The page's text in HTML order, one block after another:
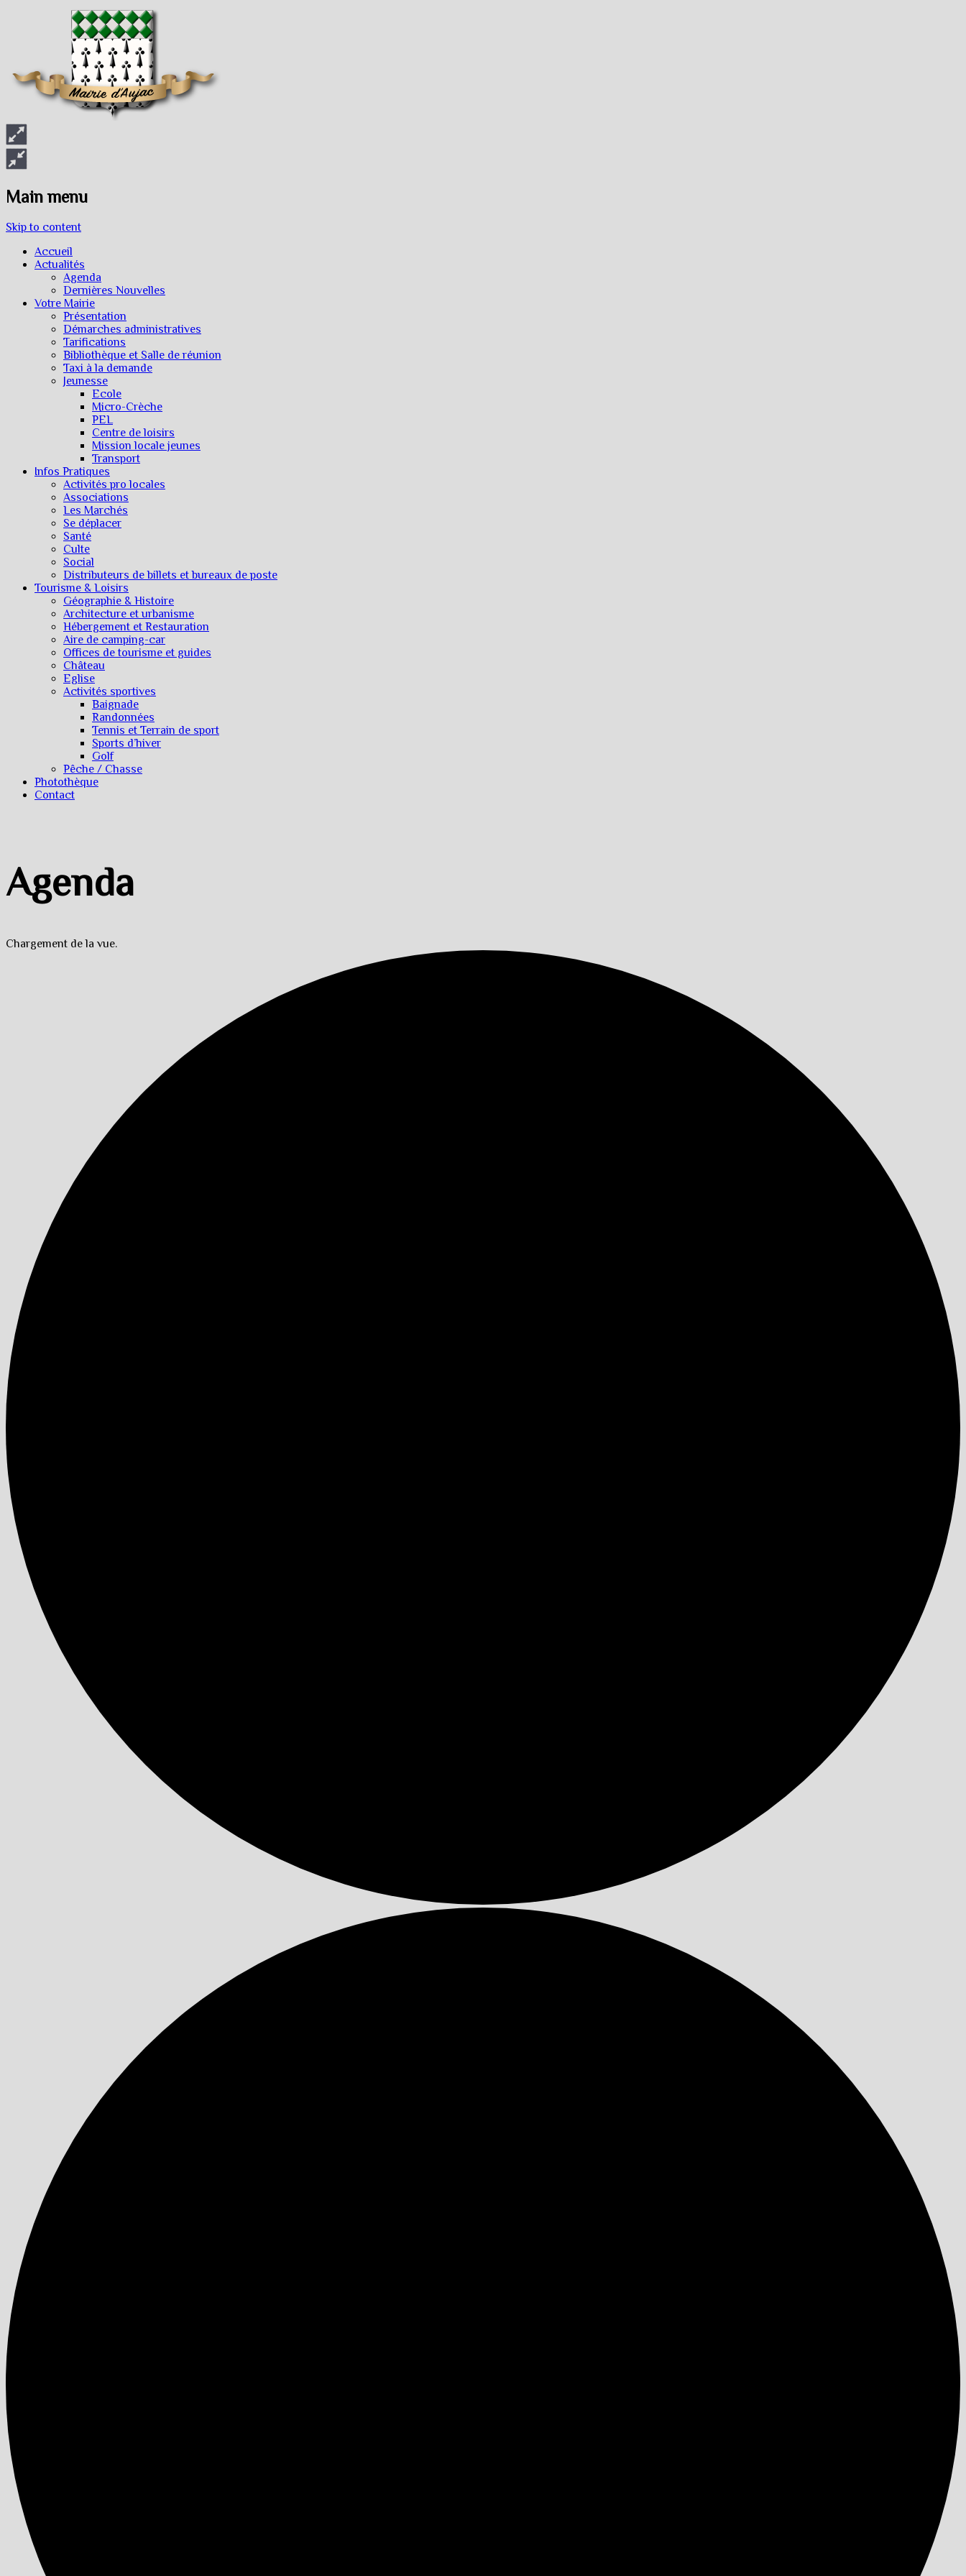
Main menu
Skip to content
Accueil
Actualités
Agenda
Dernières Nouvelles
Votre Mairie
Présentation
Démarches administratives
Tarifications
Bibliothèque et Salle de réunion
Taxi à la demande
Jeunesse
Ecole
Micro-Crèche
PEL
Centre de loisirs
Mission locale jeunes
Transport
Infos Pratiques
Activités pro locales
Associations
Les Marchés
Se déplacer
Santé
Culte
Social
Distributeurs de billets et bureaux de poste
Tourisme & Loisirs
Géographie & Histoire
Architecture et urbanisme
Hébergement et Restauration
Aire de camping-car
Offices de tourisme et guides
Château
Eglise
Activités sportives
Baignade
Randonnées
Tennis et Terrain de sport
Sports d’hiver
Golf
Pêche / Chasse
Photothèque
Contact
Agenda
Chargement de la vue.